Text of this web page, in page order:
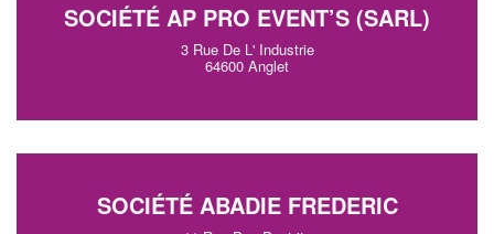
SOCIÉTÉ AP PRO EVENT’S (SARL)
3 Rue De L' Industrie
64600 Anglet
SOCIÉTÉ ABADIE FREDERIC